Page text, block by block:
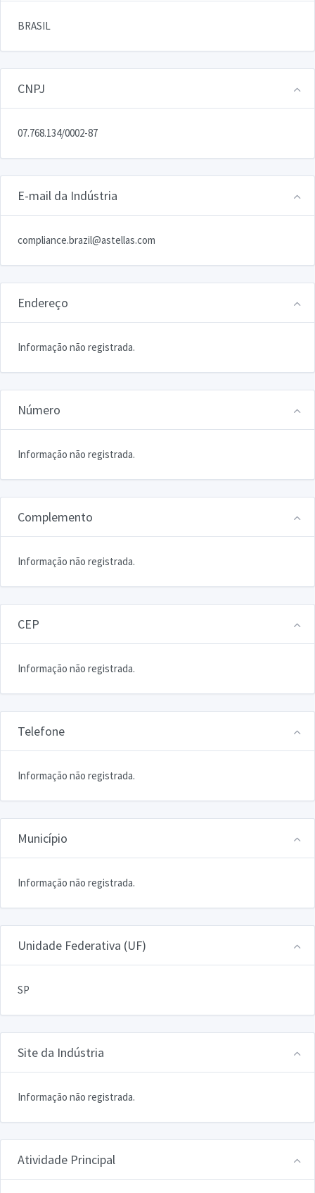
BRASIL
CNPJ
07.768.134/0002-87
E-mail da Indústria
compliance.brazil@astellas.com
Endereço
Informação não registrada.
Número
Informação não registrada.
Complemento
Informação não registrada.
CEP
Informação não registrada.
Telefone
Informação não registrada.
Município
Informação não registrada.
Unidade Federativa (UF)
SP
Site da Indústria
Informação não registrada.
Atividade Principal